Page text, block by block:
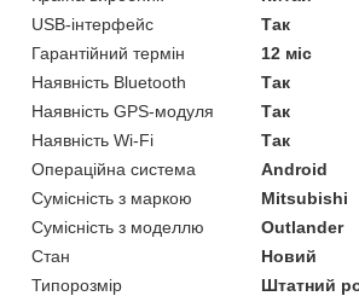
USB-інтерфейс
Так
Гарантійний термін
12 міс
Наявність Bluetooth
Так
Наявність GPS-модуля
Так
Наявність Wi-Fi
Так
Операційна система
Android
Сумісність з маркою
Mitsubishi
Сумісність з моделлю
Outlander
Стан
Новий
Типорозмір
Штатний